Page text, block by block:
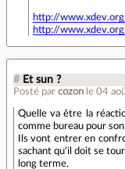
http://
http://
# Et sun ?
Posté par cozon le 04
Quelle va être la
comme bureau pour
Ils vont entrer en
sachant qu'il doit se
long terme.